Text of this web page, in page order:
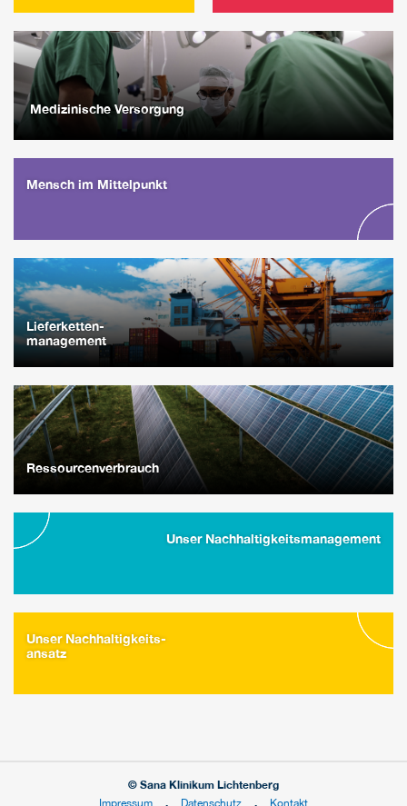
Medizinische Versorgung
Mensch im Mittelpunkt
Lieferketten-
management
Ressourcenverbrauch
Unser Nachhaltigkeitsmanagement
Unser Nachhaltigkeits-
ansatz
© Sana Klinikum Lichtenberg
Impressum
Datenschutz Kontakt